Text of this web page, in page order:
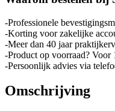
-Professionele
-Korting voor zakelijke
-Meer dan 40 jaar
-Product op voorraad? Voor
-Persoonlijk advies via
Omschrijving